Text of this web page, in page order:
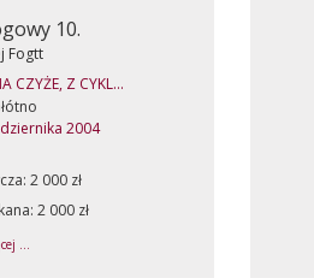
10.
Fogtt
CZYŻE, Z CYKL...
2004
2 000 zł
2 000 zł
...